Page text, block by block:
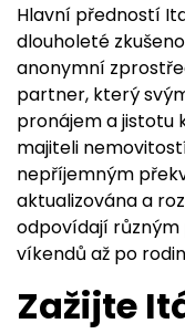
Hlavní předností
dlouholeté
anonymní
partner, který
pronájem a jistotu
majiteli
nepříjemným
aktualizována a
odpovídají
víkendů až po
Zažijte